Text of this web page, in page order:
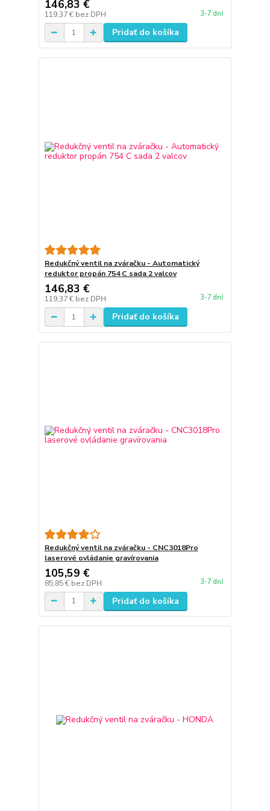
146,83 €
119,37 € bez DPH 3-7 dní
Pridať do košíka
Redukčný ventil na zváračku - Automatický
reduktor propán 754 C sada 2 valcov
146,83 €
119,37 € bez DPH 3-7 dní
Pridať do košíka
Redukčný ventil na zváračku - CNC3018Pro
laserové ovládanie gravírovania
105,59 €
85,85 € bez DPH 3-7 dní
Pridať do košíka